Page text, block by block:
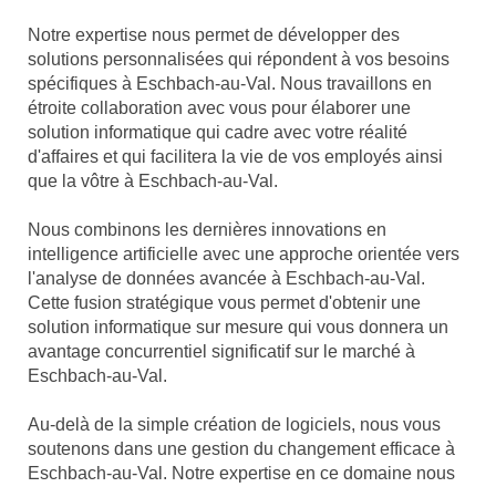
Notre expertise nous permet de développer des
solutions personnalisées qui répondent à vos besoins
spécifiques à Eschbach-au-Val. Nous travaillons en
étroite collaboration avec vous pour élaborer une
solution informatique qui cadre avec votre réalité
d'affaires et qui facilitera la vie de vos employés ainsi
que la vôtre à Eschbach-au-Val.
Nous combinons les dernières innovations en
intelligence artificielle avec une approche orientée vers
l'analyse de données avancée à Eschbach-au-Val.
Cette fusion stratégique vous permet d'obtenir une
solution informatique sur mesure qui vous donnera un
avantage concurrentiel significatif sur le marché à
Eschbach-au-Val.
Au-delà de la simple création de logiciels, nous vous
soutenons dans une gestion du changement efficace à
Eschbach-au-Val. Notre expertise en ce domaine nous